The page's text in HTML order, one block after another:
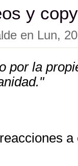
y
en Lun,
por la